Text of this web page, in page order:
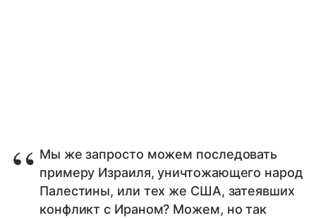
Мы же запросто можем последовать
примеру Израиля, уничтожающего народ
Палестины, или тех же США, затеявших
конфликт с Ираном? Можем, но так